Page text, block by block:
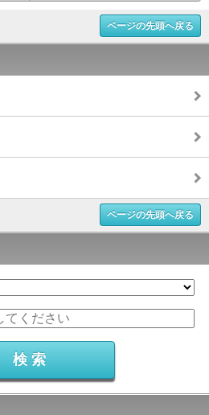
ページの先頭へ戻る
ページの先頭へ戻る